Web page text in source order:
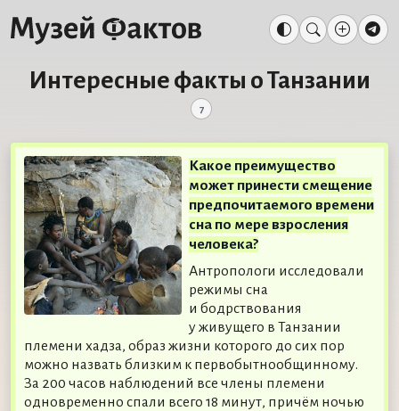
Интересные факты о Танзании
7
Какое преимущество
может принести смещение
предпочитаемого времени
сна по мере взросления
человека?
Антропологи исследовали
режимы сна
и бодрствования
у живущего в Танзании
племени хадза, образ жизни которого до сих пор
можно назвать близким к первобытнообщинному.
За 200 часов наблюдений все члены племени
одновременно спали всего 18 минут, причём ночью